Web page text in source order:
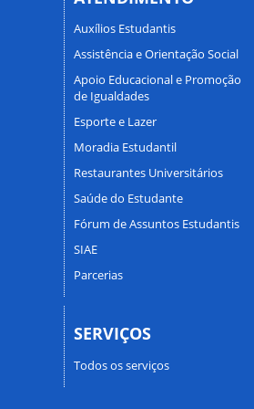
Auxílios Estudantis
Assistência e Orientação Social
Apoio Educacional e Promoção
de Igualdades
Esporte e Lazer
Moradia Estudantil
Restaurantes Universitários
Saúde do Estudante
Fórum de Assuntos Estudantis
SIAE
Parcerias
SERVIÇOS
Todos os serviços